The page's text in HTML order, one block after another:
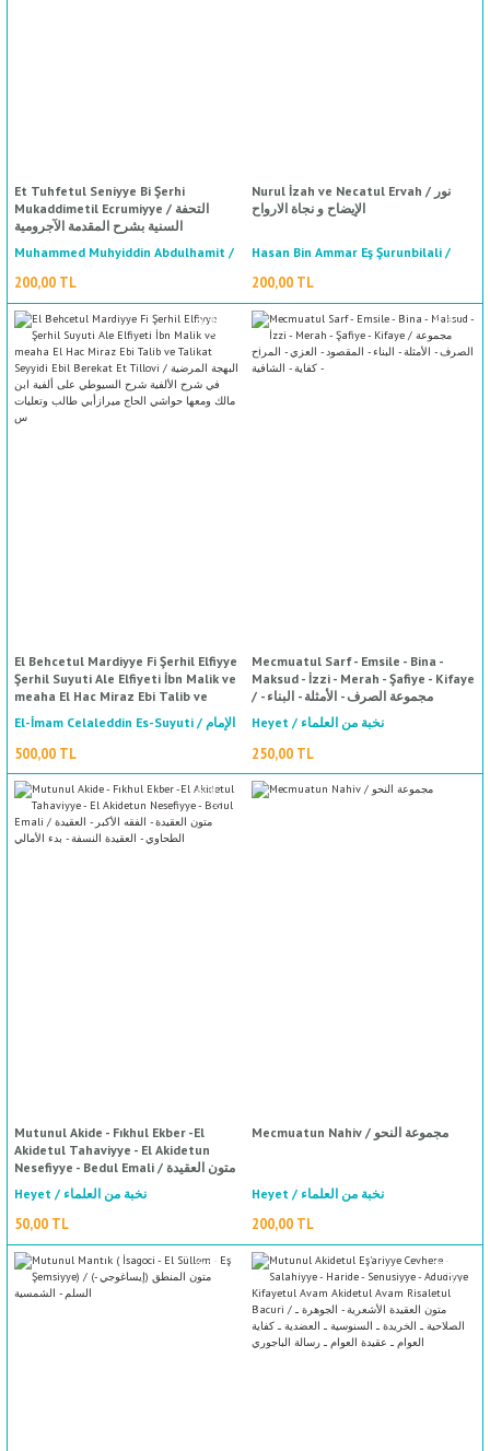
Et Tuhfetul Seniyye Bi Şerhi
Mukaddimetil Ecrumiyye / التحفة
السنية بشرح المقدمة الآجرومية
Muhammed Muhyiddin Abdulhamit /
محمد محيي الدين عبد الحميد
200,00 TL
Nurul İzah ve Necatul Ervah / نور
الإيضاح و نجاة الارواح
Hasan Bin Ammar Eş Şurunbilali /
حسن بن عمار الشرنبلالي
200,00 TL
%50
indirim
El Behcetul Mardiyye Fi Şerhil Elfiyye
Şerhil Suyuti Ale Elfiyeti İbn Malik ve
meaha El Hac Miraz Ebi Talib ve
Talikat Seyyidi Ebil Berekat Et
Tillovi / البهجة المرضية في شرح الألفية
شرح السيوطي على ألفية ابن مالك ومعها
حواشي الحاج ميرازأبي طالب وتعليات س
El-İmam Celaleddin Es-Suyuti / الإمام
جلال الدين السيوطي
500,00 TL
YENI
Mecmuatul Sarf - Emsile - Bina -
Maksud - İzzi - Merah - Şafiye - Kifaye
/ مجموعة الصرف - الأمثلة - البناء -
المقصود - العزي - المراح - كفاية - الشافية
Heyet / نخبة من العلماء
250,00 TL
%50
indirim
Mutunul Akide - Fıkhul Ekber -El
Akidetul Tahaviyye - El Akidetun
Nesefiyye - Bedul Emali / متون العقيدة
- الفقه الأكبر - العقيدة الطحاوي - العقيدة
النسفة - بدء الأمالي
Heyet / نخبة من العلماء
50,00 TL
Mecmuatun Nahiv / مجموعة النحو
Heyet / نخبة من العلماء
200,00 TL